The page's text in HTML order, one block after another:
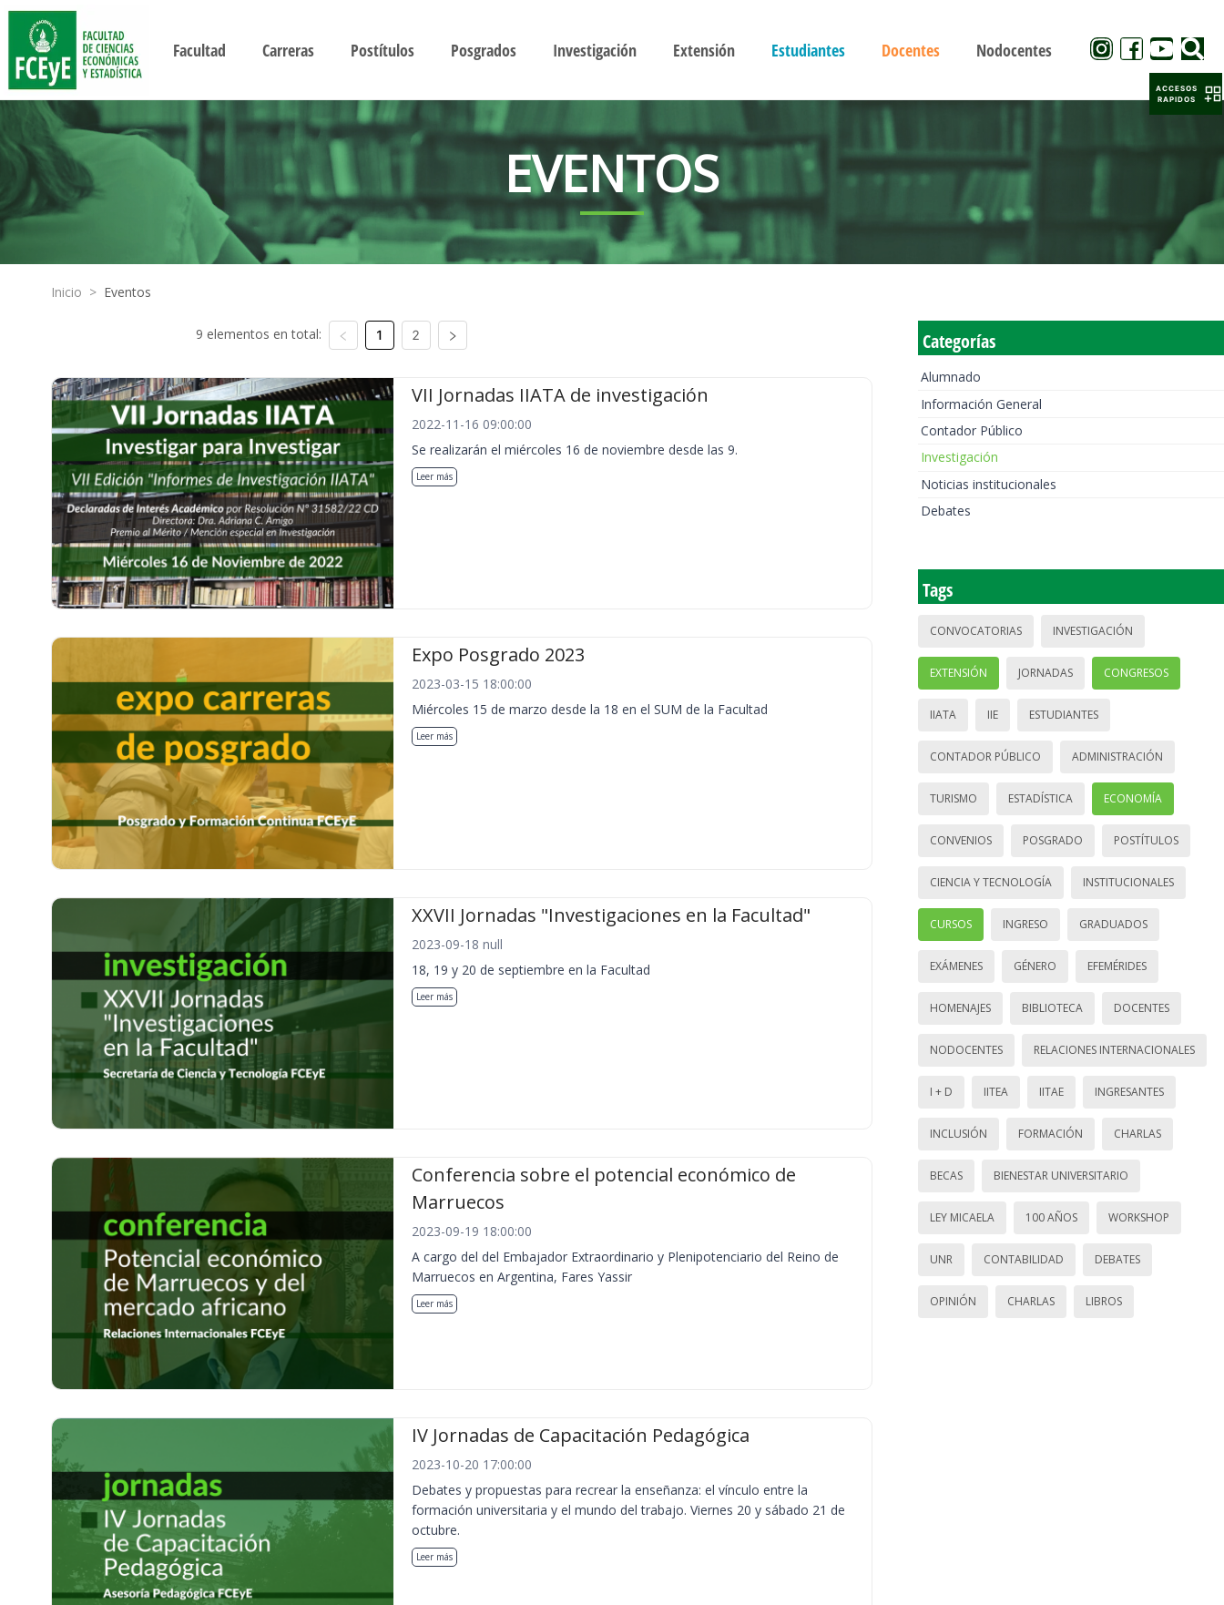
Facultad Carreras Postítulos Posgrados Investigación Extensión Estudiantes Docentes Nodocentes
EVENTOS
Inicio > Eventos
9 elementos en total: 1 2
VII Jornadas IIATA de investigación
2022-11-16 09:00:00
Se realizarán el miércoles 16 de noviembre desde las 9.
Leer más
Expo Posgrado 2023
2023-03-15 18:00:00
Miércoles 15 de marzo desde la 18 en el SUM de la Facultad
Leer más
XXVII Jornadas "Investigaciones en la Facultad"
2023-09-18 null
18, 19 y 20 de septiembre en la Facultad
Leer más
Conferencia sobre el potencial económico de
Marruecos
2023-09-19 18:00:00
A cargo del del Embajador Extraordinario y Plenipotenciario del Reino de
Marruecos en Argentina, Fares Yassir
Leer más
IV Jornadas de Capacitación Pedagógica
2023-10-20 17:00:00
Debates y propuestas para recrear la enseñanza: el vínculo entre la
formación universitaria y el mundo del trabajo. Viernes 20 y sábado 21 de
octubre.
Leer más
Categorías
Alumnado
Información General
Contador Público
Investigación
Noticias institucionales
Debates
Tags
CONVOCATORIAS INVESTIGACIÓN
EXTENSIÓN JORNADAS CONGRESOS
IIATA IIE ESTUDIANTES
CONTADOR PÚBLICO ADMINISTRACIÓN
TURISMO ESTADÍSTICA ECONOMÍA
CONVENIOS POSGRADO POSTÍTULOS
CIENCIA Y TECNOLOGÍA INSTITUCIONALES
CURSOS INGRESO GRADUADOS
EXÁMENES GÉNERO EFEMÉRIDES
HOMENAJES BIBLIOTECA DOCENTES
NODOCENTES RELACIONES INTERNACIONALES
I + D IITEA IITAE INGRESANTES
INCLUSIÓN FORMACIÓN CHARLAS
BECAS BIENESTAR UNIVERSITARIO
LEY MICAELA 100 AÑOS WORKSHOP
UNR CONTABILIDAD DEBATES
OPINIÓN CHARLAS LIBROS
ACCESOS
RAPIDOS